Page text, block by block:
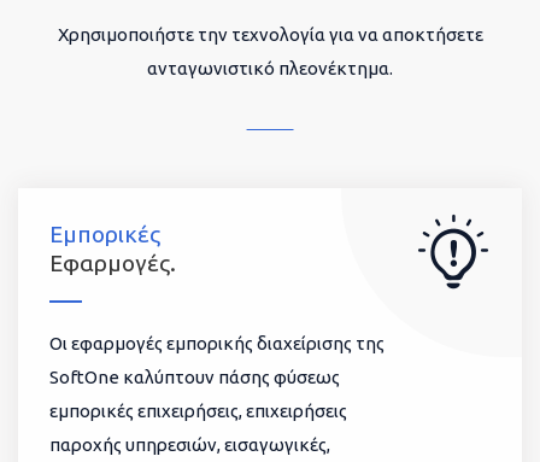
Χρησιμοποιήστε την τεχνολογία για να αποκτήσετε
ανταγωνιστικό πλεονέκτημα.
Εμπορικές
Εφαρμογές.
Οι εφαρμογές εμπορικής διαχείρισης της
SoftOne καλύπτουν πάσης φύσεως
εμπορικές επιχειρήσεις, επιχειρήσεις
παροχής υπηρεσιών, εισαγωγικές,